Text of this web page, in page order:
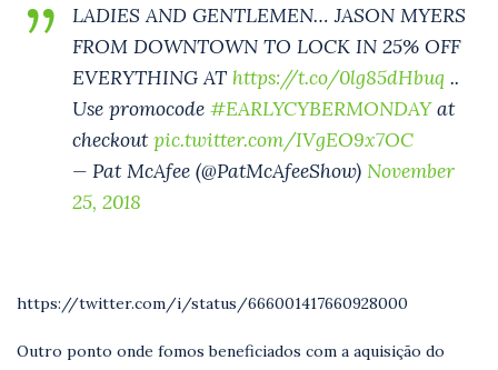
LADIES AND GENTLEMEN… JASON MYERS
FROM DOWNTOWN TO LOCK IN 25% OFF
EVERYTHING AT https://t.co/0lg85dHbuq ..
Use promocode #EARLYCYBERMONDAYat
checkoutpic.twitter.com/IVgEO9x7OC
— Pat McAfee (@PatMcAfeeShow) November
25, 2018
https://twitter.com/i/status/666001417660928000
Outro ponto onde fomos beneficiados com a aquisição do